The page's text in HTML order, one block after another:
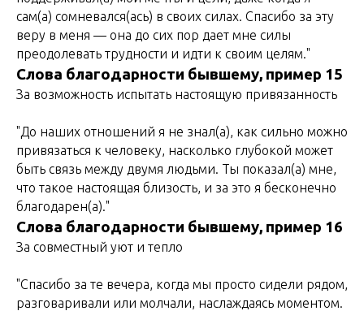
сам(а) сомневался(ась) в своих силах. Спасибо за эту
веру в меня — она до сих пор дает мне силы
преодолевать трудности и идти к своим целям."
Слова благодарности бывшему, пример 15
За возможность испытать настоящую привязанность
"До наших отношений я не знал(а), как сильно можно
привязаться к человеку, насколько глубокой может
быть связь между двумя людьми. Ты показал(а) мне,
что такое настоящая близость, и за это я бесконечно
благодарен(а)."
Слова благодарности бывшему, пример 16
За совместный уют и тепло
"Спасибо за те вечера, когда мы просто сидели рядом,
разговаривали или молчали, наслаждаясь моментом.